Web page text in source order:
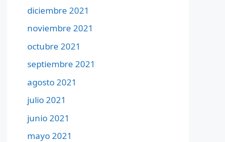
diciembre 2021
noviembre 2021
octubre 2021
septiembre 2021
agosto 2021
julio 2021
junio 2021
mayo 2021